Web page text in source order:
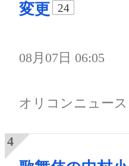
変更
24
08月07日 06:05
オリコンニュース